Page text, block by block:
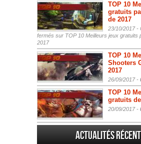
TOP 10
gratuits
de 2017
23/10/2017 -
fermés sur TOP 10 Meilleurs jeux gratuits
2017
TOP 10
Shooters
2017
26/09/2017 -
TOP 10
gratuits
20/09/2017 -
Actualités